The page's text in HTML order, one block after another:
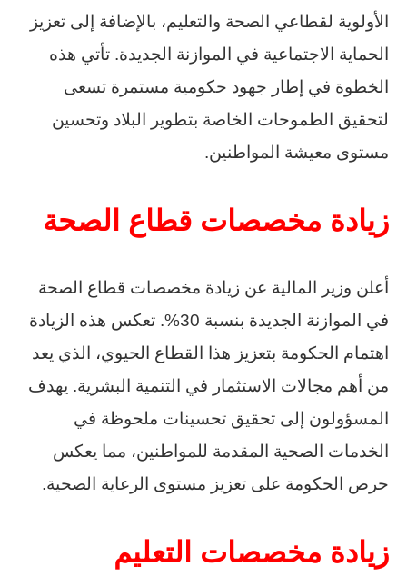
الأولوية لقطاعي الصحة والتعليم، بالإضافة إلى تعزيز
الحماية الاجتماعية في الموازنة الجديدة. تأتي هذه
الخطوة في إطار جهود حكومية مستمرة تسعى
لتحقيق الطموحات الخاصة بتطوير البلاد وتحسين
مستوى معيشة المواطنين.
زيادة مخصصات قطاع الصحة
أعلن وزير المالية عن زيادة مخصصات قطاع الصحة
في الموازنة الجديدة بنسبة 30%. تعكس هذه الزيادة
اهتمام الحكومة بتعزيز هذا القطاع الحيوي، الذي يعد
من أهم مجالات الاستثمار في التنمية البشرية. يهدف
المسؤولون إلى تحقيق تحسينات ملحوظة في
الخدمات الصحية المقدمة للمواطنين، مما يعكس
حرص الحكومة على تعزيز مستوى الرعاية الصحية.
زيادة مخصصات التعليم